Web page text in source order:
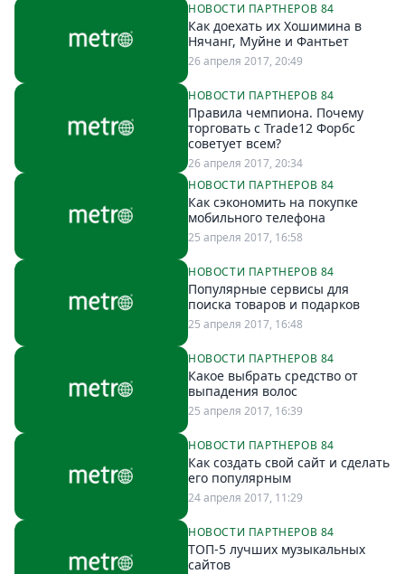
НОВОСТИ ПАРТНЕРОВ 84
Как доехать их Хошимина в
Нячанг, Муйне и Фантьет
26 апреля 2017, 20:49
НОВОСТИ ПАРТНЕРОВ 84
Правила чемпиона. Почему
торговать с Trade12 Форбс
советует всем?
26 апреля 2017, 20:34
НОВОСТИ ПАРТНЕРОВ 84
Как сэкономить на покупке
мобильного телефона
25 апреля 2017, 16:58
НОВОСТИ ПАРТНЕРОВ 84
Популярные сервисы для
поиска товаров и подарков
25 апреля 2017, 16:48
НОВОСТИ ПАРТНЕРОВ 84
Какое выбрать средство от
выпадения волос
25 апреля 2017, 16:39
НОВОСТИ ПАРТНЕРОВ 84
Как создать свой сайт и сделать
его популярным
24 апреля 2017, 11:29
НОВОСТИ ПАРТНЕРОВ 84
ТОП-5 лучших музыкальных
сайтов